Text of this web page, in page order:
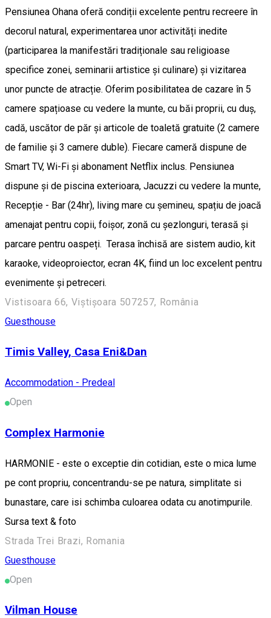
Pensiunea Ohana oferă condiții excelente pentru recreere în
decorul natural, experimentarea unor activități inedite
(participarea la manifestări tradiționale sau religioase
specifice zonei, seminarii artistice și culinare) și vizitarea
unor puncte de atracție. Oferim posibilitatea de cazare în 5
camere spațioase cu vedere la munte, cu băi proprii, cu duș,
cadă, uscător de păr și articole de toaletă gratuite (2 camere
de familie și 3 camere duble). Fiecare cameră dispune de
Smart TV, Wi-Fi și abonament Netflix inclus. Pensiunea
dispune și de piscina exterioara, Jacuzzi cu vedere la munte,
Recepție - Bar (24hr), living mare cu șemineu, spațiu de joacă
amenajat pentru copii, foișor, zonă cu șezlonguri, terasă și
parcare pentru oaspeți. Terasa închisă are sistem audio, kit
karaoke, videoproiector, ecran 4K, fiind un loc excelent pentru
evenimente și petreceri.
Vistisoara 66, Viștișoara 507257, România
Guesthouse
Timis Valley, Casa Eni&Dan
Accommodation - Predeal
Open
Complex Harmonie
HARMONIE - este o exceptie din cotidian, este o mica lume
pe cont propriu, concentrandu-se pe natura, simplitate si
bunastare, care isi schimba culoarea odata cu anotimpurile.
Sursa text & foto
Strada Trei Brazi, Romania
Guesthouse
Open
Vilman House